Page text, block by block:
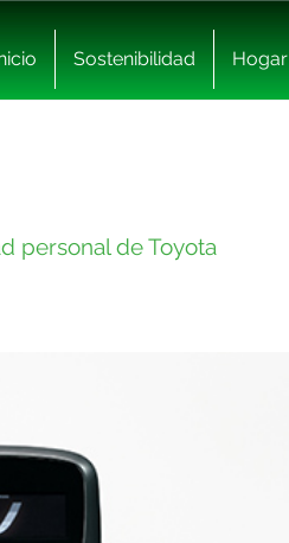
Sostenibilidad Hogar
personal de Toyota